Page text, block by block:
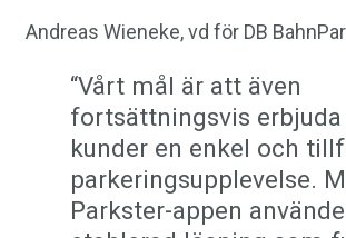
Andreas Wieneke, vd för DB
“Vårt mål är att även
fortsättningsvis erbjuda
kunder en enkel och
parkeringsupplevelse.
Parkster-appen